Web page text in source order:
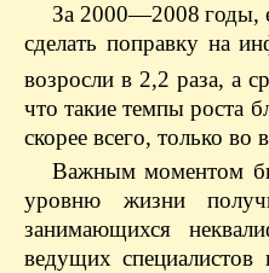
За 2000—2008 годы,
сделать поправку на
возросли в 2,2 раза, а
что такие темпы роста
скорее всего, только
Важным моментом
уровню жизни
занимающихся
ведущих